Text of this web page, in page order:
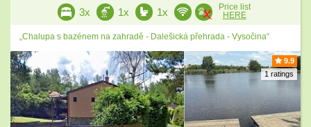
3x 1x 1x
Price list
HERE
„Chalupa s bazénem na zahradě - Dalešická přehrada - Vysočina“
9.9
1 ratings